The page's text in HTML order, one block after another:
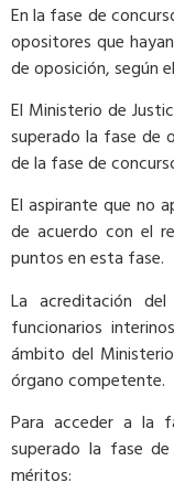
En la fase de
opositores que
de oposición, según
El Ministerio de
superado la fase de
de la fase de
El aspirante que no
de acuerdo con el
puntos en esta fase.
La acreditación
funcionarios
ámbito del
órgano competente.
Para acceder a la
superado la fase
méritos: